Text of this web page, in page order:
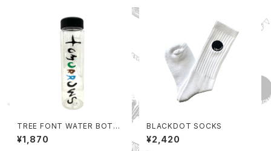
TREE FONT WATER BOTTL
E
¥1,870
BLACKDOT SOCKS
¥2,420